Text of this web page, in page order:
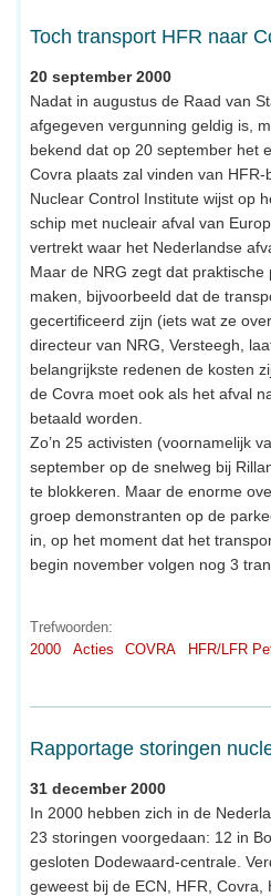
Toch transport HFR naar
20 september 2000
Nadat in augustus de Raad van
afgegeven vergunning geldig is,
bekend dat op 20 september het
Covra plaats zal vinden van
Nuclear Control Institute wijst op
schip met nucleair afval van
vertrekt waar het Nederlandse
Maar de NRG zegt dat
maken, bijvoorbeeld dat de
gecertificeerd zijn (iets wat ze
directeur van NRG, Versteegh,
belangrijkste redenen de kosten
de Covra moet ook als het afval
betaald worden.
Zo’n 25 activisten (voornamelijk
september op de snelweg bij
te blokkeren. Maar de enorme
groep demonstranten op de
in, op het moment dat het
begin november volgen nog 3
Trefwoorden:
2000
Acties COVRA HFR/LFR
Rapportage storingen
31 december 2000
In 2000 hebben zich in de
23 storingen voorgedaan: 12 in
gesloten Dodewaard-centrale.
geweest bij de ECN, HFR, Covra,